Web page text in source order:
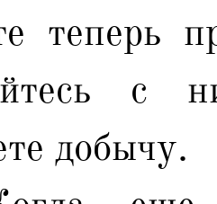
теперь
с
добычу.